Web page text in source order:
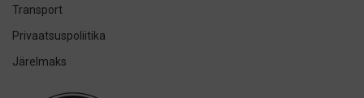
Transport
Privaatsuspoliitika
Järelmaks